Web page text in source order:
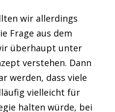
wir allerdings
Frage aus dem
überhaupt unter
verstehen. Dann
werden, dass viele
vielleicht für
halten würde, bei